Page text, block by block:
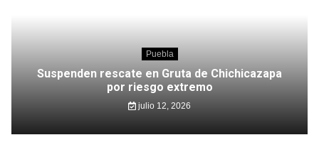
Puebla
Suspenden rescate en Gruta de Chichicazapa
por riesgo extremo
julio 12, 2026